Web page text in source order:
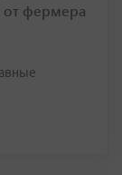
от фермера